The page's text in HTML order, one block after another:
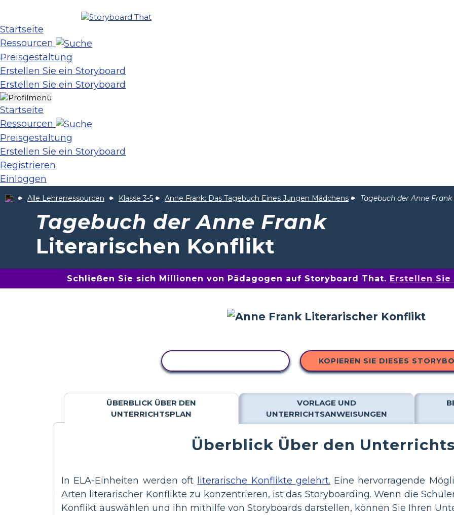
Startseite
Ressourcen
Preisgestaltung
Erstellen Sie ein Storyboard
Erstellen Sie ein Storyboard
Startseite
Ressourcen
Preisgestaltung
Erstellen Sie ein Storyboard
Registrieren
Einloggen
Alle Lehrerressourcen Klasse 3-5 Anne Frank: Das Tagebuch Eines Jungen Mädchens Tagebuch der Anne Frank
Tagebuch der Anne Frank
Literarischen Konflikt
Schließen Sie sich Millionen von Pädagogen auf Storyboard That. Erstellen
KOPIEREN SIE DIESES
ÜBERBLICK ÜBER DEN
UNTERRICHTSPLAN
VORLAGE UND
UNTERRICHTSANWEISUNGEN
Überblick Über den
In ELA-Einheiten werden oft literarische Konflikte gelehrt. Eine hervorragende
Arten literarischer Konflikte zu konzentrieren, ist das Storyboarding. Wenn die
Konflikt auswählen und ihn mithilfe von Storyboards darstellen, können Sie Ihren